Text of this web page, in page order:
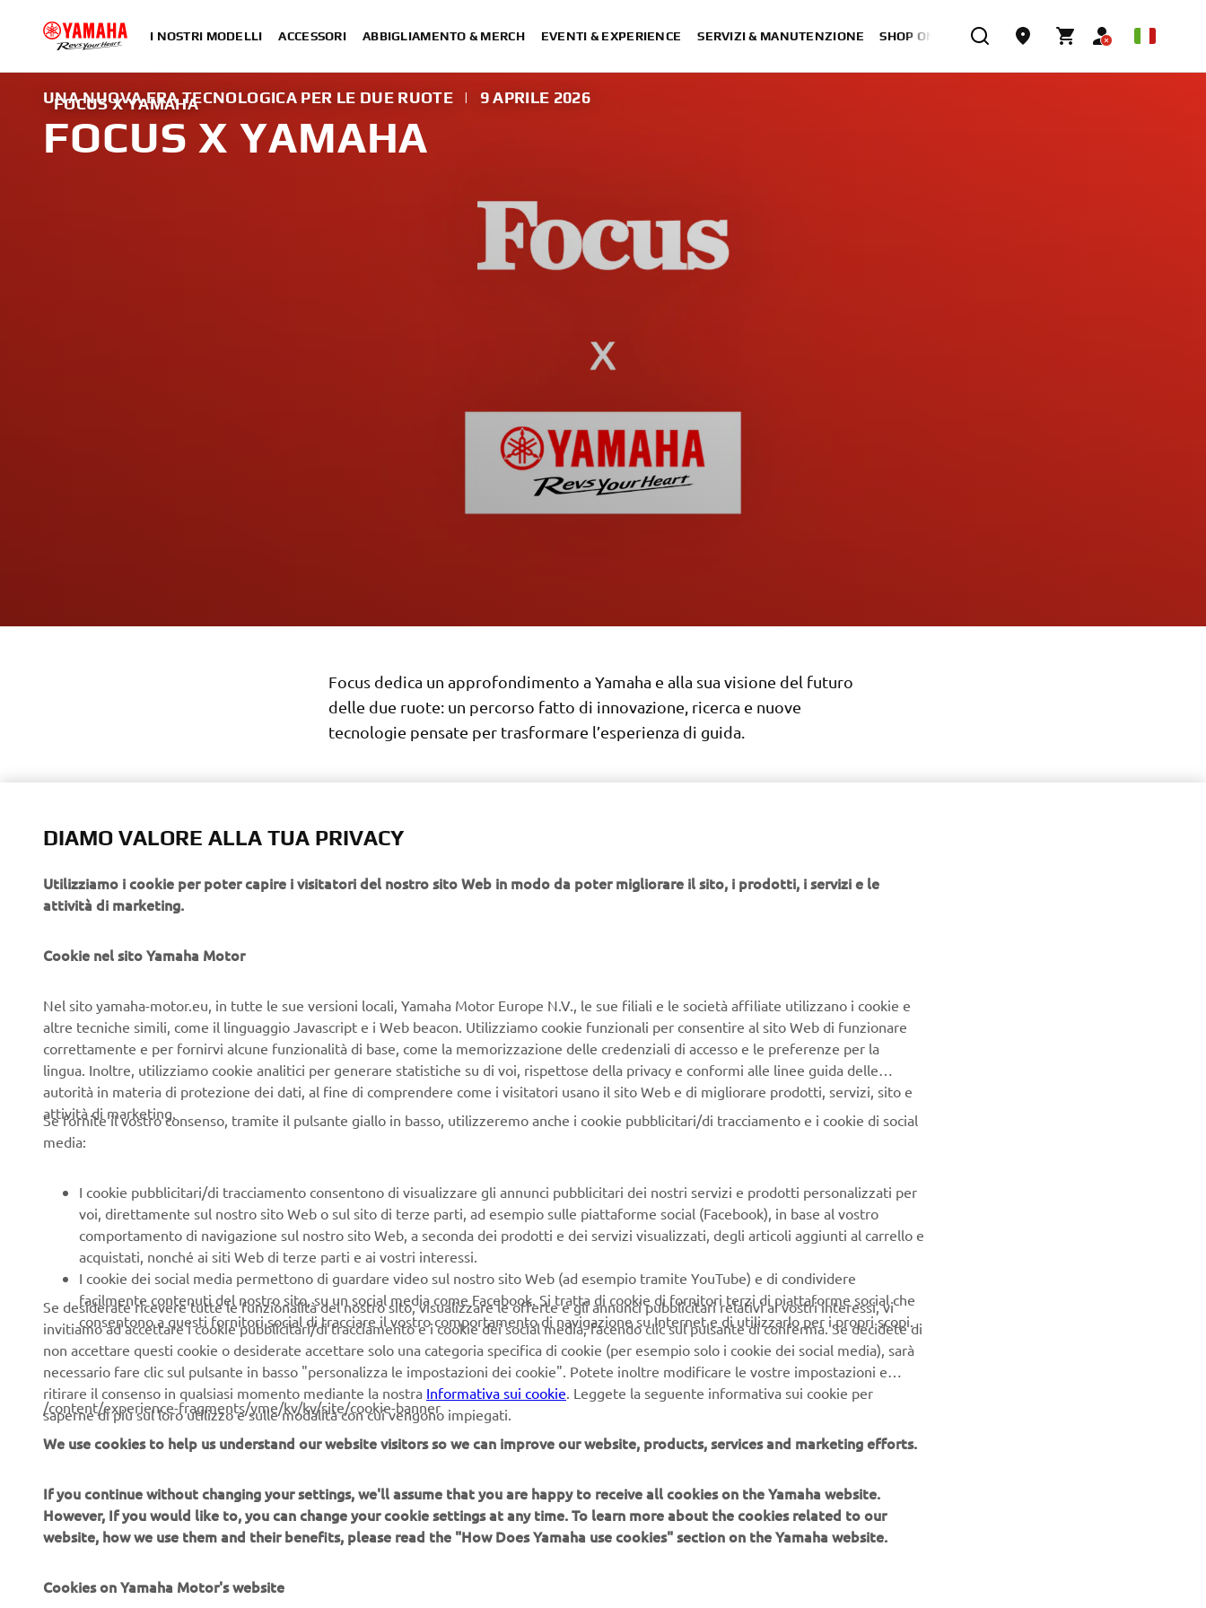
I NOSTRI MODELLI ACCESSORI ABBIGLIAMENTO & MERCH EVENTI & EXPERIENCE SERVIZI & MANUTENZIONE SHOP ONLINE
FOCUS X YAMAHA
UNA NUOVA ERA TECNOLOGICA PER LE DUE RUOTE | 9 APRILE 2026
FOCUS X YAMAHA
Focus dedica un approfondimento a Yamaha e alla sua visione del futuro
delle due ruote: un percorso fatto di innovazione, ricerca e nuove
tecnologie pensate per trasformare l’esperienza di guida.
più avanzati, dove elettronica, controllo e interazione con il pilota giocano un ruolo
Non si tratta solo di prestazioni, ma di un nuovo modo di vivere la mobilità, più
Tra i temi affrontati emergono le soluzioni sviluppate da Yamaha per migliorare la
guida e il rapporto tra uomo e veicolo, insieme alle prospettive future che stanno
ridisegnando il settore.
tecnologicaenuove possibilitàsu strada.
vicino ilpercorso di evoluzioneintrapreso da Yamaha, tra ricerca, sviluppo e nuove
frontiere tecnologiche applicate al mondo delle due ruote.
Il futuro delle moto è già iniziato — ed è più intelligente, connesso e sostenibile che
mai.
LEGGI L'ARTICOLO
CORPORATE
News
B2B
NEO's Delivery
PIÙ YAMAHA SUPPORTO NEWSLETTER
Conoscerai in anteprima le ultime offerte, gli eventi speciali, le
DIAMO VALORE ALLA TUA PRIVACY
Utilizziamo i cookie per poter capire i visitatori del nostro sito Web in modo da poter migliorare il sito, i prodotti, i servizi e le
attività di marketing.
Cookie nel sito Yamaha Motor
Nel sito yamaha-motor.eu, in tutte le sue versioni locali, Yamaha Motor Europe N.V., le sue filiali e le società affiliate utilizzano i cookie e
altre tecniche simili, come il linguaggio Javascript e i Web beacon. Utilizziamo cookie funzionali per consentire al sito Web di funzionare
correttamente e per fornirvi alcune funzionalità di base, come la memorizzazione delle credenziali di accesso e le preferenze per la
lingua. Inoltre, utilizziamo cookie analitici per generare statistiche su di voi, rispettose della privacy e conformi alle linee guida delle
autorità in materia di protezione dei dati, al fine di comprendere come i visitatori usano il sito Web e di migliorare prodotti, servizi, sito e
attività di marketing.
Se fornite il vostro consenso, tramite il pulsante giallo in basso, utilizzeremo anche i cookie pubblicitari/di tracciamento e i cookie di social
media:
I cookie pubblicitari/di tracciamento consentono di visualizzare gli annunci pubblicitari dei nostri servizi e prodotti personalizzati per
voi, direttamente sul nostro sito Web o sul sito di terze parti, ad esempio sulle piattaforme social (Facebook), in base al vostro
comportamento di navigazione sul nostro sito Web, a seconda dei prodotti e dei servizi visualizzati, degli articoli aggiunti al carrello e
acquistati, nonché ai siti Web di terze parti e ai vostri interessi.
I cookie dei social media permettono di guardare video sul nostro sito Web (ad esempio tramite YouTube) e di condividere
facilmente contenuti del nostro sito, su un social media come Facebook. Si tratta di cookie di fornitori terzi di piattaforme social che
consentono a questi fornitori social di tracciare il vostro comportamento di navigazione su Internet e di utilizzarlo per i propri scopi.
Se desiderate ricevere tutte le funzionalità del nostro sito, visualizzare le offerte e gli annunci pubblicitari relativi ai vostri interessi, vi
invitiamo ad accettare i cookie pubblicitari/di tracciamento e i cookie dei social media, facendo clic sul pulsante di conferma. Se decidete di
non accettare questi cookie o desiderate accettare solo una categoria specifica di cookie (per esempio solo i cookie dei social media), sarà
necessario fare clic sul pulsante in basso "personalizza le impostazioni dei cookie". Potete inoltre modificare le vostre impostazioni e
ritirare il consenso in qualsiasi momento mediante la nostra Informativa sui cookie. Leggete la seguente informativa sui cookie per
saperne di più sul loro utilizzo e sulle modalità con cui vengono impiegati.
/content/experience-fragments/yme/kv/kv/site/cookie-banner
We use cookies to help us understand our website visitors so we can improve our website, products, services and marketing efforts.
If you continue without changing your settings, we'll assume that you are happy to receive all cookies on the Yamaha website.
However, If you would like to, you can change your cookie settings at any time. To learn more about the cookies related to our
website, how we use them and their benefits, please read the "How Does Yamaha use cookies" section on the Yamaha website.
Cookies on Yamaha Motor's website